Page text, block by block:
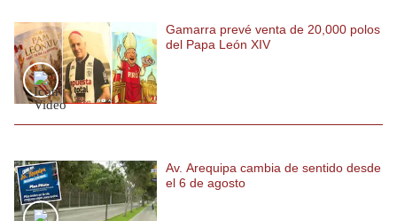
Política
De
Privacidad
Politica
De
Cookies
Gamarra prevé venta de 20,000 polos
del Papa León XIV
Av. Arequipa cambia de sentido desde
el 6 de agosto